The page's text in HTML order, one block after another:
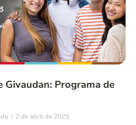
Givaudan: Programa de
2 de abril de 2025